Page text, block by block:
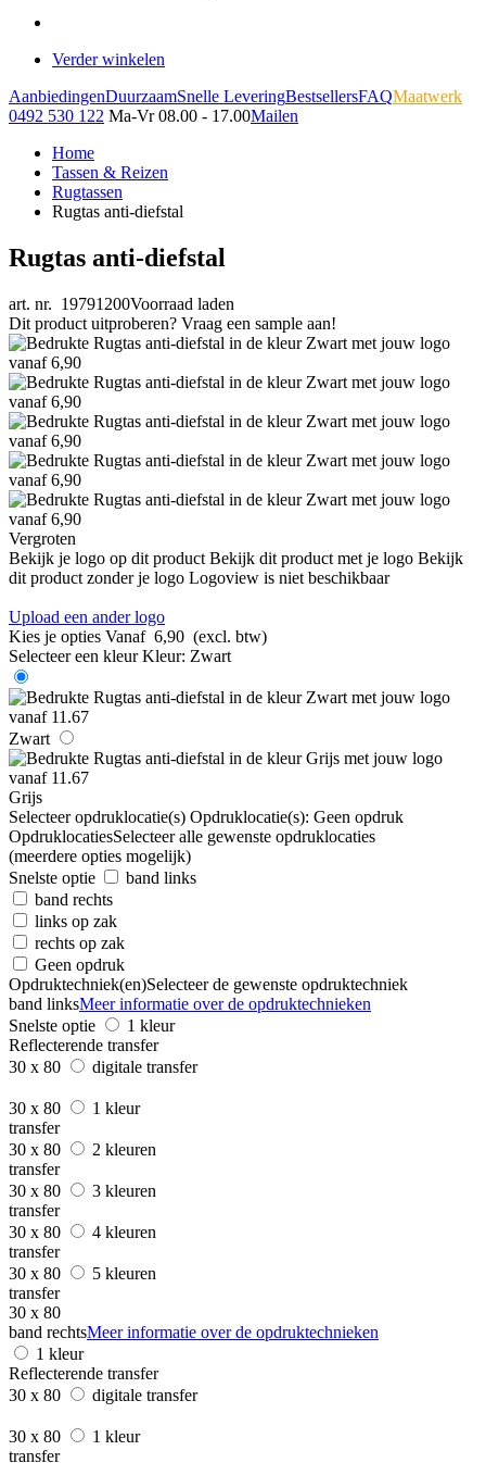
Verder winkelen
AanbiedingenDuurzaamSnelle LeveringBestsellersFAQMaatwerk
0492 530 122 Ma-Vr 08.00 - 17.00Mailen
Home
Tassen & Reizen
Rugtassen
Rugtas anti-diefstal
Rugtas anti-diefstal
art. nr. 19791200Voorraad laden
Dit product uitproberen? Vraag een sample aan!
Vergroten
Bekijk je logo op dit product Bekijk dit product met je logo Bekijk
dit product zonder je logo Logoview is niet beschikbaar
Upload een ander logo
Kies je opties Vanaf 6,90 (excl. btw)
Selecteer een kleur Kleur: Zwart
Zwart
Grijs
Selecteer opdruklocatie(s) Opdruklocatie(s): Geen opdruk
OpdruklocatiesSelecteer alle gewenste opdruklocaties
(meerdere opties mogelijk)
Snelste optie
band links
band rechts
links op zak
rechts op zak
Geen opdruk
Opdruktechniek(en)Selecteer de gewenste opdruktechniek
band linksMeer informatie over de opdruktechnieken
Snelste optie
1 kleur
Reflecterende transfer
30 x 80
digitale transfer
30 x 80
1 kleur
transfer
30 x 80
2 kleuren
transfer
30 x 80
3 kleuren
transfer
30 x 80
4 kleuren
transfer
30 x 80
5 kleuren
transfer
30 x 80
band rechtsMeer informatie over de opdruktechnieken
1 kleur
Reflecterende transfer
30 x 80
digitale transfer
30 x 80
1 kleur
transfer